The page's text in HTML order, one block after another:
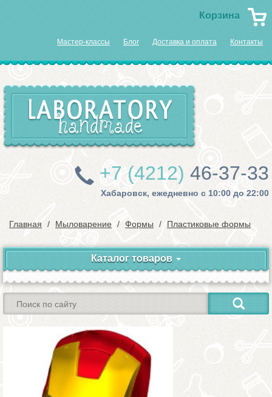
Корзина
Мастер-классы Блог Доставка и оплата Контакты
+7 (4212) 46-37-33
Хабаровск, ежедневно с 10:00 до 22:00
Главная Мыловарение Формы Пластиковые формы
Каталог товаров